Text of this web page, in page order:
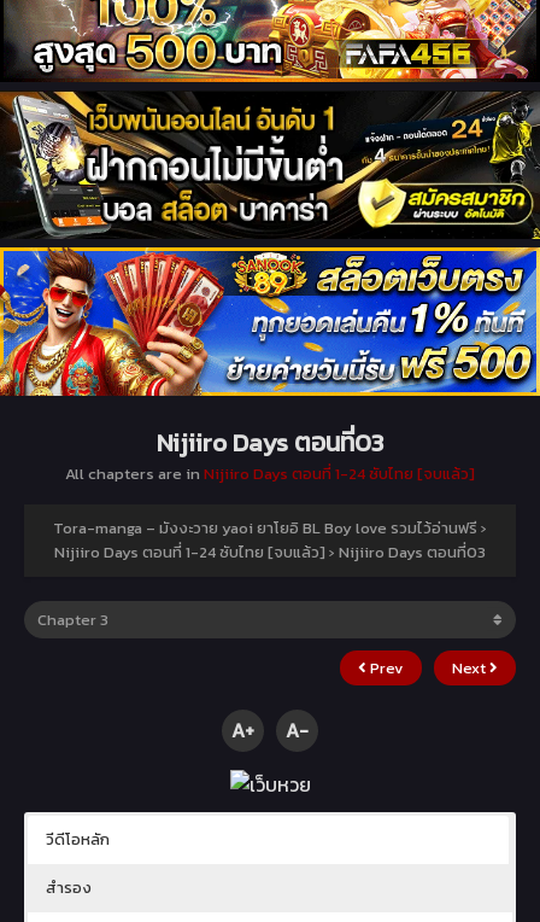
Nijiiro Days ตอนที่03
All chapters are in Nijiiro Days ตอนที่ 1-24 ซับไทย [จบแล้ว]
Tora-manga – มังงะวาย yaoi ยาโยอิ BL Boy love รวมไว้อ่านฟรี ›
Nijiiro Days ตอนที่ 1-24 ซับไทย [จบแล้ว] › Nijiiro Days ตอนที่03
Prev Next
A+ A-
วีดีโอหลัก
สำรอง